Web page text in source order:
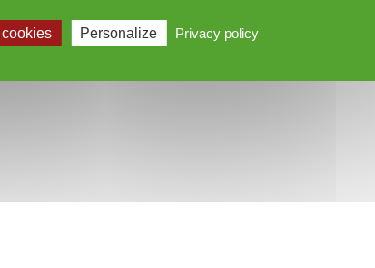
Personalize Privacy policy